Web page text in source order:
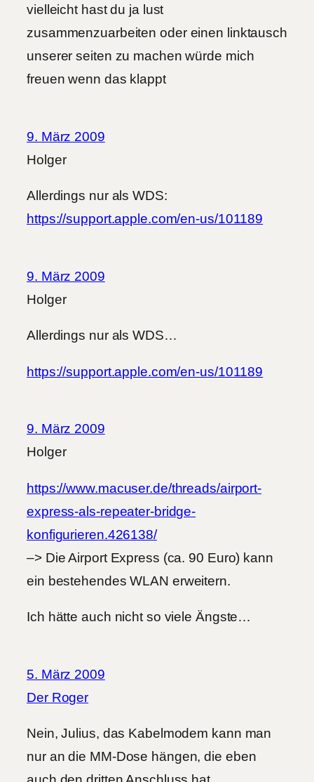
vielleicht hast du ja lust
zusammenzuarbeiten oder einen linktausch
unserer seiten zu machen würde mich
freuen wenn das klappt
9. März 2009
Holger
Allerdings nur als WDS:
https://support.apple.com/en-us/101189
9. März 2009
Holger
Allerdings nur als WDS…
https://support.apple.com/en-us/101189
9. März 2009
Holger
https://www.macuser.de/threads/airport-
express-als-repeater-bridge-
konfigurieren.426138/
–> Die Airport Express (ca. 90 Euro) kann
ein bestehendes WLAN erweitern.
Ich hätte auch nicht so viele Ängste…
5. März 2009
Der Roger
Nein, Julius, das Kabelmodem kann man
nur an die MM-Dose hängen, die eben